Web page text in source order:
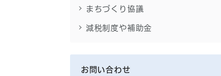
まちづくり協議
減税制度や補助金
お問い合わせ